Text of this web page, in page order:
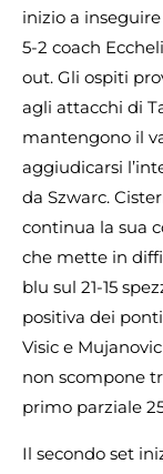
inizio a
5-2 coach
out. Gli ospiti
agli attacchi di
mantengono il
aggiudicarsi
da Szwarc.
continua la sua
che mette in
blu sul 21-15
positiva dei
Visic e
non scompone
primo parziale
Il secondo set